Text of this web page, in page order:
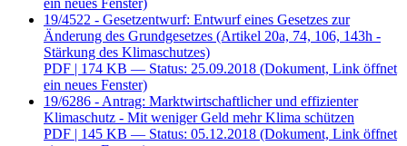
ein neues Fenster)
19/4522 - Gesetzentwurf: Entwurf eines Gesetzes zur
Änderung des Grundgesetzes (Artikel 20a, 74, 106, 143h -
Stärkung des Klimaschutzes)
PDF | 174 KB — Status: 25.09.2018 (Dokument, Link öffnet
ein neues Fenster)
19/6286 - Antrag: Marktwirtschaftlicher und effizienter
Klimaschutz - Mit weniger Geld mehr Klima schützen
PDF | 145 KB — Status: 05.12.2018 (Dokument, Link öffnet